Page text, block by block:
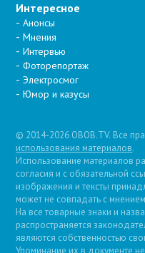
Интересное
Анонсы
Мнения
Интервью
Фоторепортаж
Электросмог
Юмор и казусы
© 2014-2026 OBOB.TV. Все
использования материалов.
Использование материалов
согласия и с обязательной
изображения и тексты
может не совпадать с
На все товарные знаки и
распространяется
являются собственностью